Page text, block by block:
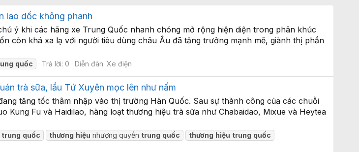
lao dốc không phanh
ý khi các hãng xe Trung Quốc nhanh chóng mở rộng hiện diện trong phân khúc
còn khá xa lạ với người tiêu dùng châu Âu đã tăng trưởng mạnh mẽ, giành thị phần
quốc Trả lời: 0 Diễn đàn:Xe điện
trà sữa, lẩu Tứ Xuyên mọc lên như nấm
tăng tốc thâm nhập vào thị trường Hàn Quốc. Sau sự thành công của các chuỗi
Fu và Haidilao, hàng loạt thương hiệu trà sữa như Chabaidao, Mixue và Heytea
trung quốc thương hiệu nhượng quyền trung quốc thương hiệu trung quốc